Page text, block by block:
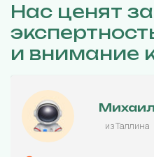
Нас ценят за
и внимание
Михаил
из Таллина